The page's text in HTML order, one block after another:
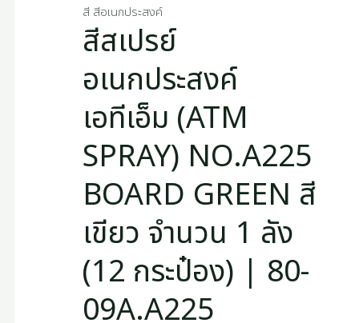
สี สีอเนกประสงค์
สีสเปรย์
อเนกประสงค์
เอทีเอ็ม (ATM
SPRAY) NO.A225
BOARD GREEN สี
เขียว จำนวน 1 ลัง
(12 กระป๋อง) | 80-
09A.A225